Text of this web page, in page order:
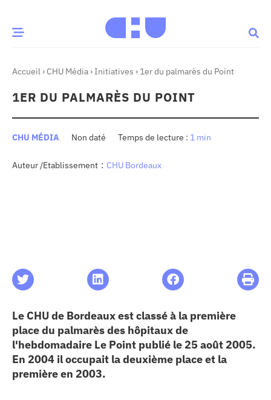
MOMENT
Accueil › CHU Média › Initiatives › 1er du palmarès du Point
1ER DU PALMARÈS DU POINT
CHU MÉDIA Non daté 1 min
Auteur /Etablissement : CHU Bordeaux
Le CHU de Bordeaux est classé à la première
place du palmarès des hôpitaux de
l'hebdomadaire Le Point publié le 25 août 2005.
En 2004 il occupait la deuxième place et la
première en 2003.